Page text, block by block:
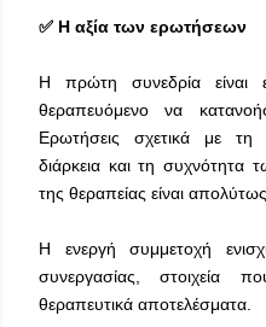
✅ Η αξία των ερωτήσεων
Η πρώτη συνεδρία είναι
θεραπευόμενο να
Ερωτήσεις σχετικά με τη
διάρκεια και τη συχνότητα
της θεραπείας είναι απολύτως
Η ενεργή συμμετοχή
συνεργασίας, στοιχεία
θεραπευτικά αποτελέσματα.